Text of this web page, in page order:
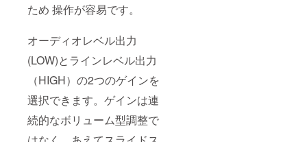
ため 操作が容易です。
オーディオレベル出力
(LOW)とラインレベル出力
（HIGH）の2つのゲインを
選択できます。ゲインは連
続的なボリューム型調整で